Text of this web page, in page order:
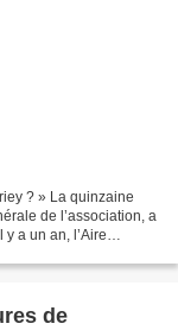
? » La quinzaine
de l’association, a
a un an, l’Aire
de